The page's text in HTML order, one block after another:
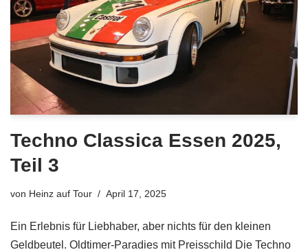
Techno Classica Essen 2025,
Teil 3
von Heinz auf Tour April 17, 2025
Ein Erlebnis für Liebhaber, aber nichts für den kleinen
Geldbeutel. Oldtimer-Paradies mit Preisschild Die Techno